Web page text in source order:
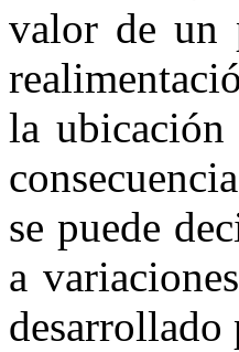
valor de un
la
se puede
a
desarrollado